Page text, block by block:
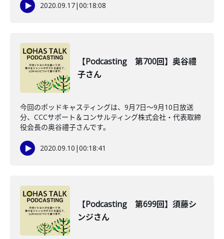
2020.09.17|00:18:08
【Podcasting 第700回】奥谷禮
子さん
今回のポッドキャスティングは、9月7日〜9月10日放送
分、CCCサポート＆コンサルティング株式会社・代表取締
役会長の奥谷禮子さんです。
2020.09.10 |00:18:41
【Podcasting 第699回】須藤シ
ンジさん